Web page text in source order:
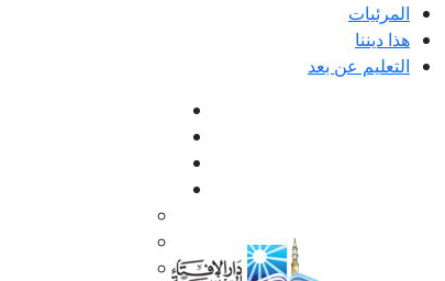
المرئيات
هذا ديننا
التعليم عن بعد